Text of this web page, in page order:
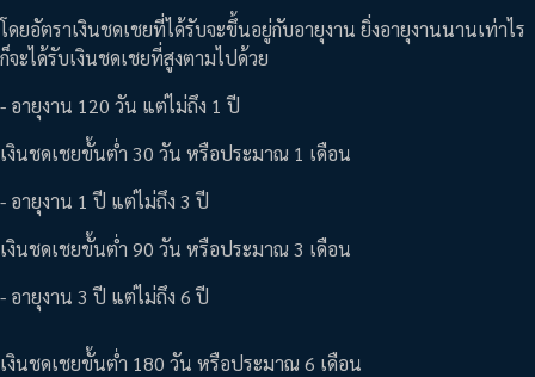
โดยอัตราเงินชดเชยที่ได้รับจะขึ้นอยู่กับอายุงาน ยิ่งอายุงานนานเท่าไร
ก็จะได้รับเงินชดเชยที่สูงตามไปด้วย
- อายุงาน 120 วัน แต่ไม่ถึง 1 ปี
เงินชดเชยขั้นต่ำ 30 วัน หรือประมาณ 1 เดือน
- อายุงาน 1 ปี แต่ไม่ถึง 3 ปี
เงินชดเชยขั้นต่ำ 90 วัน หรือประมาณ 3 เดือน
- อายุงาน 3 ปี แต่ไม่ถึง 6 ปี
เงินชดเชยขั้นต่ำ 180 วัน หรือประมาณ 6 เดือน